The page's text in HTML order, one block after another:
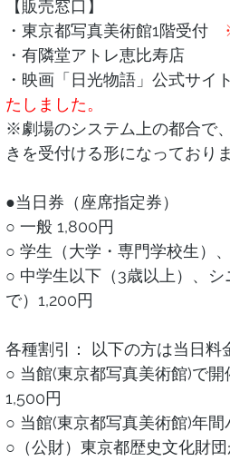
【販売窓口】
・東京都写真美術館1階受付
・有隣堂アトレ恵比寿店
・映画「日光物語」公式サイ
たしました。
※劇場のシステム上の都合で
きを受付ける形になっており
●当日券（座席指定券）
○ 一般 1,800円
○ 学生（大学・専門学校生）
○ 中学生以下（3歳以上）、
で）1,200円
各種割引： 以下の方は当日料
○ 当館(東京都写真美術館)で
1,500円
○ 当館(東京都写真美術館)年
○（公財）東京都歴史文化財